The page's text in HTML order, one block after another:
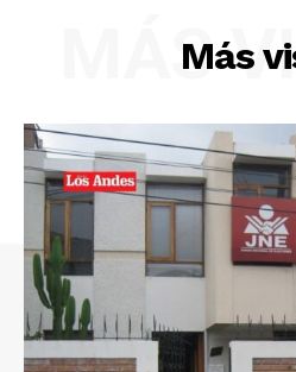
Prensa
Más
MÁS